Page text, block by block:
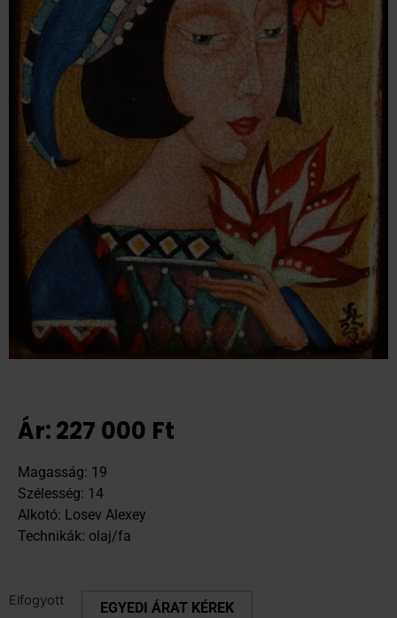
Ár:227 000 Ft
Magasság: 19
Szélesség: 14
Alkotó: Losev Alexey
Technikák: olaj/fa
Elfogyott EGYEDI ÁRAT KÉREK